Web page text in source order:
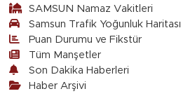
SAMSUN Namaz Vakitleri
Samsun Trafik Yoğunluk Haritası
Puan Durumu ve Fikstür
Tüm Manşetler
Son Dakika Haberleri
Haber Arşivi